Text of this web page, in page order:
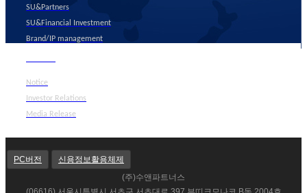
SU&Partners
SU&Financial Investment
Brand/IP management
Notice
Investor Relations
Media Release
PC버전
신용정보활용체제
(주)수앤파트너스